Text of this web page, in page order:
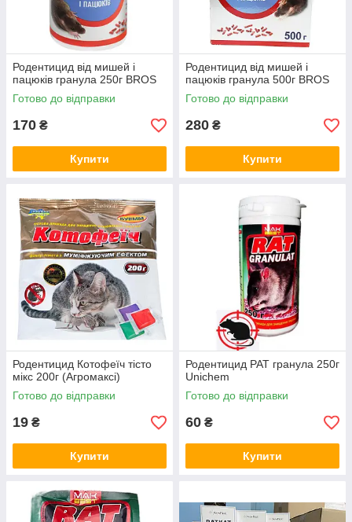
Родентицид від мишей і
пацюків гранула 250г BROS
Готово до відправки
170 ₴
Купити
Родентицид від мишей і
пацюків гранула 500г BROS
Готово до відправки
280 ₴
Купити
Родентицид Котофеїч тісто
мікс 200г (Агромаксі)
Готово до відправки
19 ₴
Купити
Родентицид РАТ гранула 250г
Unichem
Готово до відправки
60 ₴
Купити